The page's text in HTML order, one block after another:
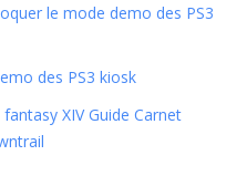
le mode demo des PS3
des PS3 kiosk
fantasy XIV Guide Carnet